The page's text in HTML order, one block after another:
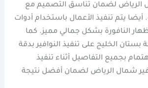
الرياض لضمان تناسق التصميم مع
أيضا يتم تنفيذ الأعمال باستخدام أدوات
النافورة بشكل جمالي مميز. كما
الخليج على تنفيذ النوافير بدقة
بجميع التفاصيل أثناء تنفيذ
شمال الرياض لضمان أفضل نتيجة